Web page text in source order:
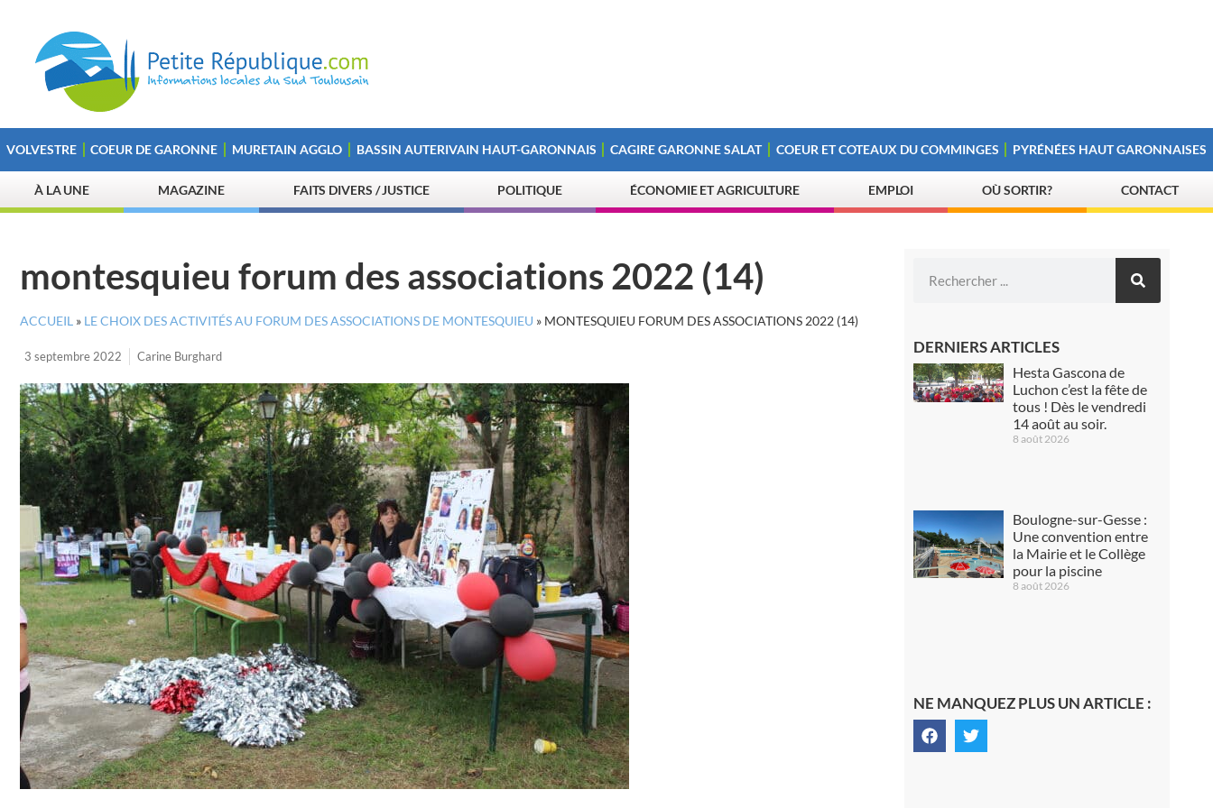
VOLVESTRE COEUR DE GARONNE MURETAIN AGGLO BASSIN AUTERIVAIN HAUT-GARONNAIS CAGIRE GARONNE SALAT COEUR ET COTEAUX DU COMMINGES PYRÉNÉES HAUT GARONNAISES
À LA UNE MAGAZINE FAITS DIVERS / JUSTICE POLITIQUE ÉCONOMIE ET AGRICULTURE EMPLOI OÙ SORTIR? CONTACT
montesquieu forum des associations 2022 (14)
ACCUEIL » LE CHOIX DES ACTIVITÉS AU FORUM DES ASSOCIATIONS DE MONTESQUIEU » MONTESQUIEU FORUM DES ASSOCIATIONS 2022 (14)
3 septembre 2022 Carine Burghard DERNIERS ARTICLES
Hesta Gascona de
Luchon c’est la fête de
tous ! Dès le vendredi
14 août au soir.
8 août 2026
Boulogne-sur-Gesse :
Une convention entre
la Mairie et le Collège
pour la piscine
8 août 2026
NE MANQUEZ PLUS UN ARTICLE :